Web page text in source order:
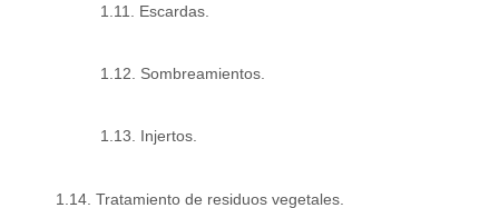
1.11. Escardas.
1.12. Sombreamientos.
1.13. Injertos.
1.14. Tratamiento de residuos vegetales.